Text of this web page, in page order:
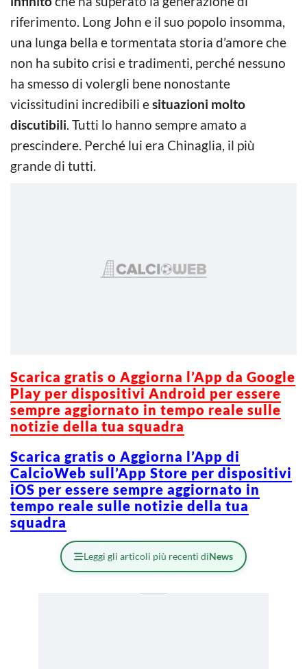
riferimento. Long John e il suo popolo insomma,
una lunga bella e tormentata storia d’amore che
non ha subito crisi e tradimenti, perché nessuno
ha smesso di volergli bene nonostante
vicissitudini incredibili esituazioni molto
discutibili. Tutti lo hanno sempre amato a
prescindere. Perché lui era Chinaglia, il più
grande di tutti.
Scarica gratis o Aggiorna l’App da Google
Play per dispositivi Android per essere
sempre aggiornato in tempo reale sulle
notizie della tua squadra
Scarica gratis o Aggiorna l’App di
CalcioWeb sull’App Store per dispositivi
iOS per essere sempre aggiornato in
tempo reale sulle notizie della tua
squadra
Leggi gli articoli più recenti diNews